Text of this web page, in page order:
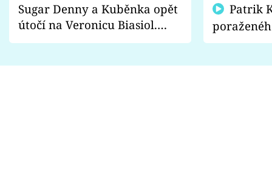
Sugar Denny a Kuběnka opět
útočí na Veronicu Biasiol.
Proč je podle nich falešná a
fanoušci